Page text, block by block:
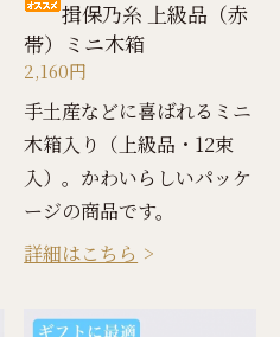
揖保乃糸 上級品（赤
帯）ミニ木箱
2,160円
手土産などに喜ばれるミニ
木箱入り（上級品・12束
入）。かわいらしいパッケ
ージの商品です。
詳細はこちら